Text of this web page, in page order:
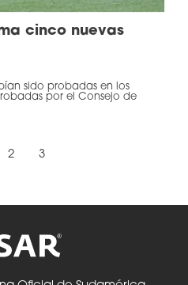
cinco nuevas
sido probadas en los
por el Consejo de
2 3